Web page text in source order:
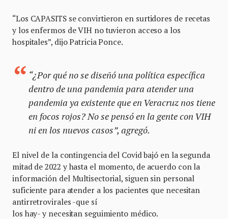
“Los CAPASITS se convirtieron en surtidores de recetas
y los enfermos de VIH no tuvieron acceso a los
hospitales”, dijo Patricia Ponce.
“¿Por qué no se diseñó una política específica
dentro de una pandemia para atender una
pandemia ya existente que en Veracruz nos tiene
en focos rojos? No se pensó en la gente con VIH
ni en los nuevos casos”, agregó.
El nivel de la contingencia del Covid bajó en la segunda
mitad de 2022 y hasta el momento, de acuerdo con la
información del Multisectorial, siguen sin personal
suficiente para atender a los pacientes que necesitan
antirretrovirales -que sí
los hay- y necesitan seguimiento médico.